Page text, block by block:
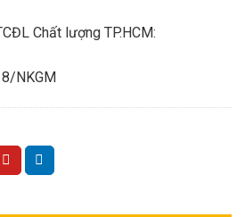
Chất lượng TP.HCM:
NKGM